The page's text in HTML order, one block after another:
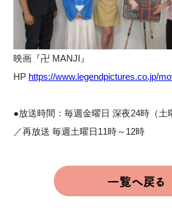
映画『卍 MANJI』
HP https://www.legendpictures.co.jp/
●放送時間：毎週金曜日 深夜24時（土
／再放送 毎週土曜日11時～12時